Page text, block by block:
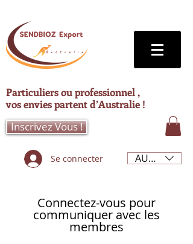
Particuliers ou professionnel ,
vos envies partent d’Australie !
Inscrivez Vous !
Se connecter AUD (AU$)
Connectez-vous pour
communiquer avec les
membres